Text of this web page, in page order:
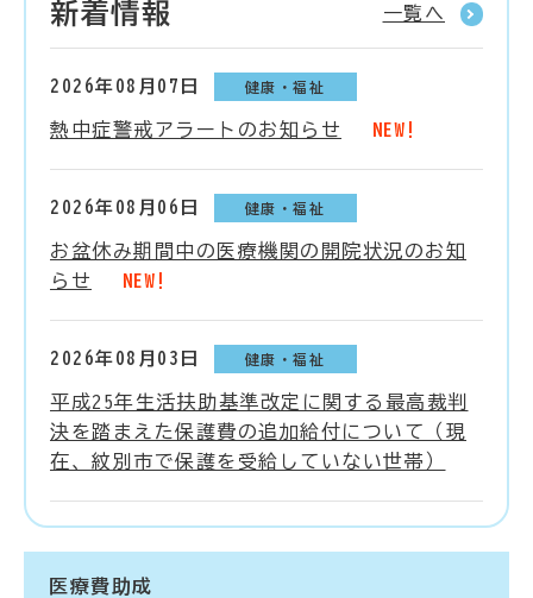
新着情報 一覧へ
2026年08月07日 健康・福祉
熱中症警戒アラートのお知らせ NEW!
2026年08月06日 健康・福祉
お盆休み期間中の医療機関の開院状況のお知
らせ
NEW!
2026年08月03日 健康・福祉
平成25年生活扶助基準改定に関する最高裁判
決を踏まえた保護費の追加給付について（現
在、紋別市で保護を受給していない世帯）
医療費助成